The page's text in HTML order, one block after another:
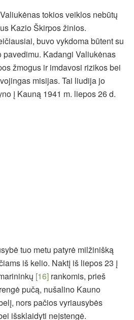
tokios veiklos nebūtų
Kazio Škirpos žinios.
buvo vykdoma būtent su
pavedimu. Kadangi Valiukėnas
žmogus ir imdavosi rizikos bei
misijas. Tai liudija jo
į Kauną 1941 m. liepos 26 d.
tuo metu patyrė milžinišką
iš kelio. Naktį iš liepos 23 į
[16] rankomis, prieš
pučą, nušalino Kauno
nors pačios vyriausybės
išsklaidyti neįstengė.